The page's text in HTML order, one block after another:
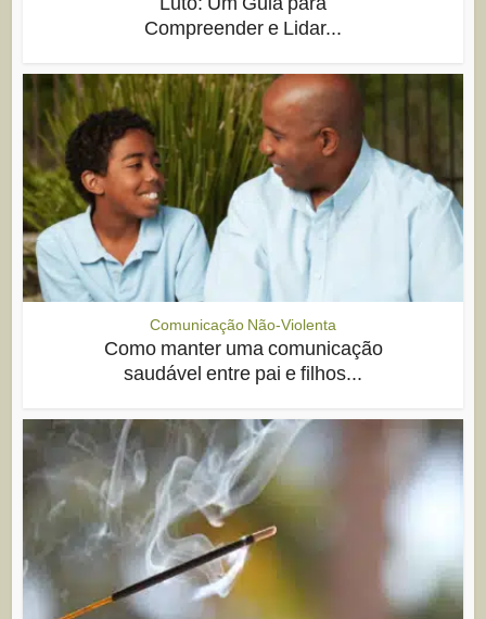
Compreender e Lidar...
Comunicação Não-Violenta
Como manter uma comunicação
saudável entre pai e filhos...